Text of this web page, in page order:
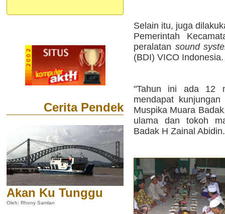
Cerita Pendek
Akan Ku Tunggu
Oleh: Rhony Samlan
Selain itu, juga
Pemerintah
peralatan sound
(BDI) VICO Indonesia.
"Tahun ini ada 12
mendapat
Muspika Muara
ulama dan tokoh
Badak H Zainal Abidin.